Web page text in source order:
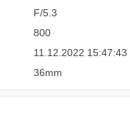
F/5.3
800
11.12.2022 15:47:43
36mm